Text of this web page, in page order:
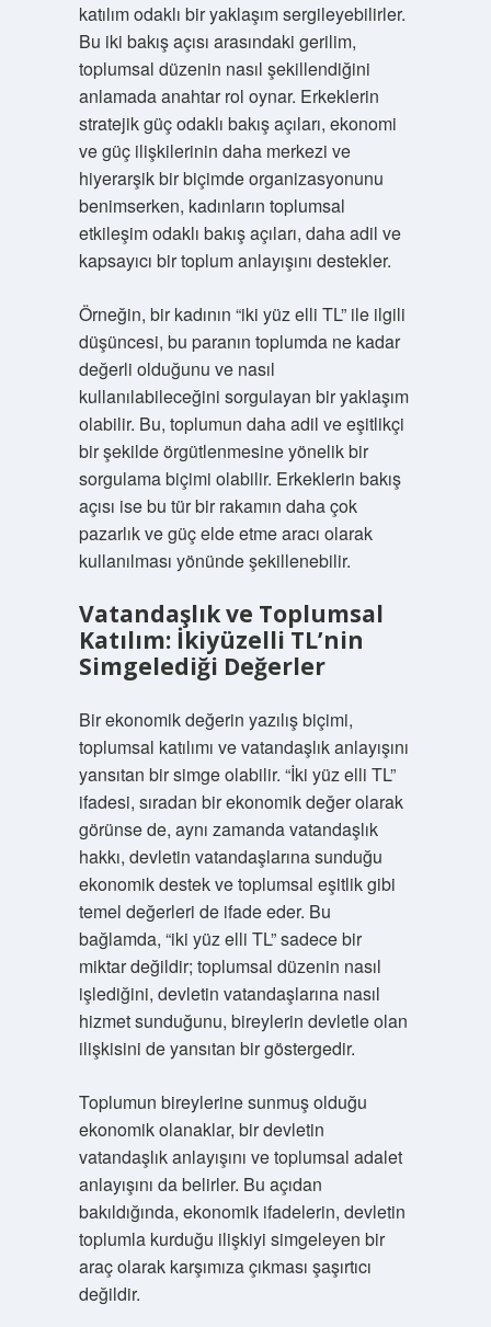
katılım odaklı bir yaklaşım sergileyebilirler.
Bu iki bakış açısı arasındaki gerilim,
toplumsal düzenin nasıl şekillendiğini
anlamada anahtar rol oynar. Erkeklerin
stratejik güç odaklı bakış açıları, ekonomi
ve güç ilişkilerinin daha merkezi ve
hiyerarşik bir biçimde organizasyonunu
benimserken, kadınların toplumsal
etkileşim odaklı bakış açıları, daha adil ve
kapsayıcı bir toplum anlayışını destekler.
Örneğin, bir kadının “iki yüz elli TL” ile ilgili
düşüncesi, bu paranın toplumda ne kadar
değerli olduğunu ve nasıl
kullanılabileceğini sorgulayan bir yaklaşım
olabilir. Bu, toplumun daha adil ve eşitlikçi
bir şekilde örgütlenmesine yönelik bir
sorgulama biçimi olabilir. Erkeklerin bakış
açısı ise bu tür bir rakamın daha çok
pazarlık ve güç elde etme aracı olarak
kullanılması yönünde şekillenebilir.
Vatandaşlık ve Toplumsal
Katılım: İkiyüzelli TL’nin
Simgelediği Değerler
Bir ekonomik değerin yazılış biçimi,
toplumsal katılımı ve vatandaşlık anlayışını
yansıtan bir simge olabilir. “İki yüz elli TL”
ifadesi, sıradan bir ekonomik değer olarak
görünse de, aynı zamanda vatandaşlık
hakkı, devletin vatandaşlarına sunduğu
ekonomik destek ve toplumsal eşitlik gibi
temel değerleri de ifade eder. Bu
bağlamda, “iki yüz elli TL” sadece bir
miktar değildir; toplumsal düzenin nasıl
işlediğini, devletin vatandaşlarına nasıl
hizmet sunduğunu, bireylerin devletle olan
ilişkisini de yansıtan bir göstergedir.
Toplumun bireylerine sunmuş olduğu
ekonomik olanaklar, bir devletin
vatandaşlık anlayışını ve toplumsal adalet
anlayışını da belirler. Bu açıdan
bakıldığında, ekonomik ifadelerin, devletin
toplumla kurduğu ilişkiyi simgeleyen bir
araç olarak karşımıza çıkması şaşırtıcı
değildir.